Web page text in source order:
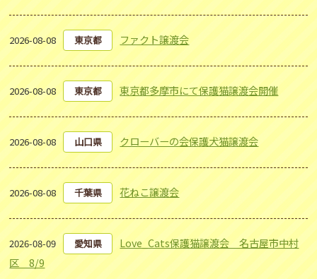
2026-08-08 東京都 ファクト譲渡会
2026-08-08 東京都 東京都多摩市にて保護猫譲渡会開催
2026-08-08 山口県 クローバーの会保護犬猫譲渡会
2026-08-08 千葉県 花ねこ譲渡会
2026-08-09 愛知県
Love_Cats保護猫譲渡会 名古屋市中村
区 8/9